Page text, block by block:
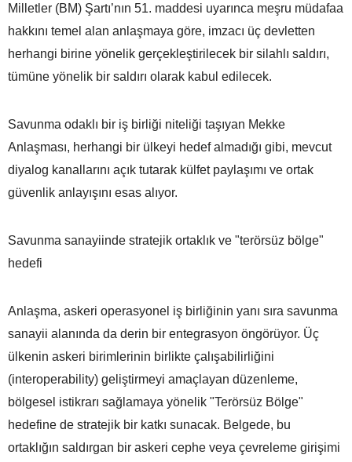
Milletler (BM) Şartı’nın 51. maddesi uyarınca meşru müdafaa
hakkını temel alan anlaşmaya göre, imzacı üç devletten
herhangi birine yönelik gerçekleştirilecek bir silahlı saldırı,
tümüne yönelik bir saldırı olarak kabul edilecek.
Savunma odaklı bir iş birliği niteliği taşıyan Mekke
Anlaşması, herhangi bir ülkeyi hedef almadığı gibi, mevcut
diyalog kanallarını açık tutarak külfet paylaşımı ve ortak
güvenlik anlayışını esas alıyor.
Savunma sanayiinde stratejik ortaklık ve "terörsüz bölge"
hedefi
Anlaşma, askeri operasyonel iş birliğinin yanı sıra savunma
sanayii alanında da derin bir entegrasyon öngörüyor. Üç
ülkenin askeri birimlerinin birlikte çalışabilirliğini
(interoperability) geliştirmeyi amaçlayan düzenleme,
bölgesel istikrarı sağlamaya yönelik "Terörsüz Bölge"
hedefine de stratejik bir katkı sunacak. Belgede, bu
ortaklığın saldırgan bir askeri cephe veya çevreleme girişimi